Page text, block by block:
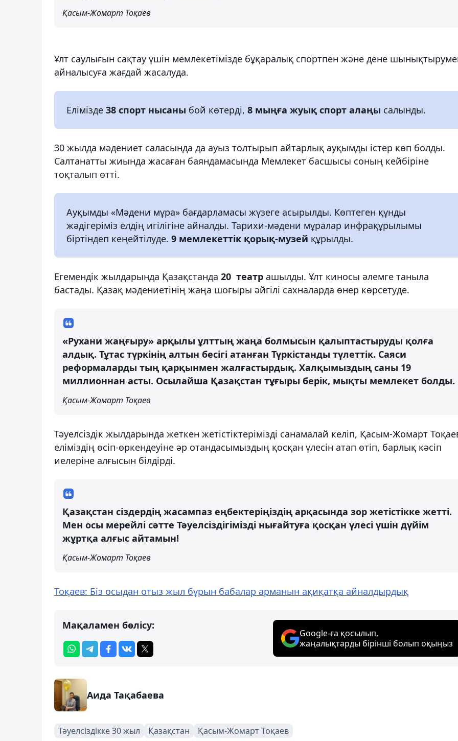
Қасым-Жомарт Тоқаев
Ұлт саулығын сақтау үшін мемлекетімізде бұқаралық спортпен және дене
айналысуға жағдай жасалуда.
Елімізде 38 спорт нысаны бой көтерді, 8 мыңға жуық спорт алаңы салынды.
30 жылда мәдениет саласында да ауыз толтырып айтарлық ауқымды істер көп болды.
Салтанатты жиында жасаған баяндамасында Мемлекет басшысы соның кейбіріне
тоқталып өтті.
Ауқымды «Мәдени мұра» бағдарламасы жүзеге асырылды. Көптеген құнды
жәдігеріміз елдің игілігіне айналды. Тарихи-мәдени мұралар инфрақұрылымы
біртіндеп кеңейтілуде. 9 мемлекеттік қорық-музей құрылды.
Егемендік жылдарында Қазақстанда 20 театр ашылды. Ұлт киносы әлемге таныла
бастады. Қазақ мәдениетінің жаңа шоғыры әйгілі сахналарда өнер көрсетуде.
«Рухани жаңғыру» арқылы ұлттың жаңа болмысын қалыптастыруды қолға
алдық. Тұтас түркінің алтын бесігі атанған Түркістанды түлеттік. Саяси
реформаларды тың қарқынмен жалғастырдық. Халқымыздың саны 19
миллионнан асты. Осылайша Қазақстан тұғыры берік, мықты мемлекет болды.
Қасым-Жомарт Тоқаев
Тәуелсіздік жылдарында жеткен жетістіктерімізді санамалай келіп, Қасым-Жомарт
еліміздің өсіп-өркендеуіне әр отандасымыздың қосқан үлесін атап өтіп, барлық кәсіп
иелеріне алғысын білдірді.
Қазақстан сіздердің жасампаз еңбектеріңіздің арқасында зор жетістікке жетті.
Мен осы мерейлі сәтте Тәуелсіздігімізді нығайтуға қосқан үлесі үшін дүйім
жұртқа алғыс айтамын!
Қасым-Жомарт Тоқаев
Тоқаев: Біз осыдан отыз жыл бұрын бабалар арманын ақиқатқа айналдырдық
Мақаламен бөлісу:
Google-ға қосылып,
жаңалықтарды бірінші болып оқыңыз
Аида Тақабаева
Тәуелсіздікке 30 жыл Қазақстан Қасым-Жомарт Тоқаев